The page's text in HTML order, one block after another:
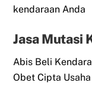
kendaraan Anda
Jasa Mutasi
Abis Beli
Obet Cipta